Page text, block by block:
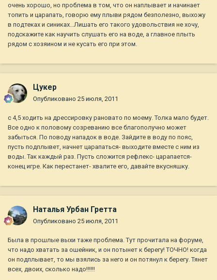
очень хорошо, но проблема в том, что он наплывает и начинает
топить и царапать, говорю ему плыви рядом безполезно, выхожу
в подтеках и синиках...Лишать его такого удовольствия не хочу,
подскажите как научить слушать его на воде, а главное плыть
рядом с хозяином и не кусать его при этом.
Цукер
Опубликовано 25 июля, 2011
с 4,5 ходить на дрессировку рановато по моему. Толка мало будет.
Все одно к половому созреванию все благополучно может
забыться. По поводу нападок в воде. Зайдите в воду по пояс,
пусть подплывет, начнет царапаться- выходите вместе с ним из
воды. Так каждый раз. Пусть сложится рефлекс- царапается-
конец игре. Как перестанет- хвалите его, давайте вкусняшку.
Наталья Урбан Гретта
Опубликовано 25 июля, 2011
Была в прошлые выхи таже проблема. Тут прочитала на форуме,
что надо хватать за ошейник, и он потынет к берегу! ТОЧНО! когда
он подплывает, то мы взялись за него и он потянул к берегу. Тянет
всех, двоих, сколько надо!!!!!!